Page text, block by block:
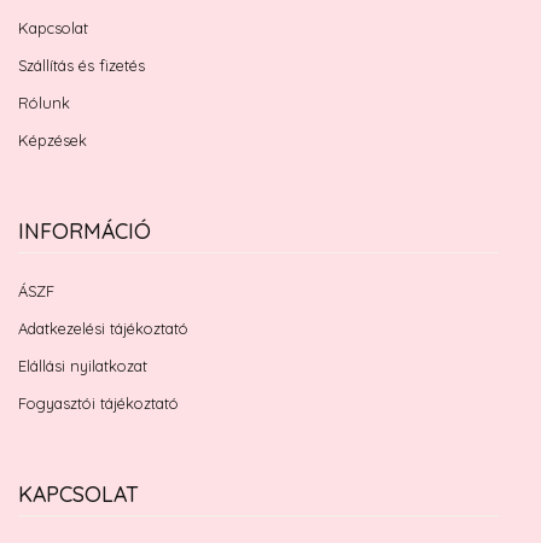
Kapcsolat
Szállítás és fizetés
Rólunk
Képzések
INFORMÁCIÓ
ÁSZF
Adatkezelési tájékoztató
Elállási nyilatkozat
Fogyasztói tájékoztató
KAPCSOLAT